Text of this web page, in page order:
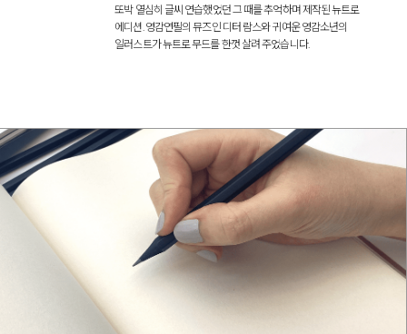
또박 열심히 글씨 연습했었던그 때를 추억하며 제작된 뉴트로
에디션.영감연필의 뮤즈인 디터 람스와 귀여운 영감소년의
일러스트가 뉴트로 무드를 한껏 살려 주었습니다.